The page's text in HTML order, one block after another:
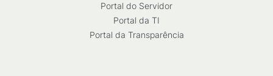
Portal do Servidor
Portal da TI
Portal da Transparência